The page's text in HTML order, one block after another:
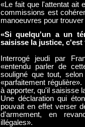
«Le fait que l'attentat ait
commissions est
manoeuvres pour
«Si quelqu'un a un
saisisse la justice, c'est
Interrogé jeudi par
«entendu parler de
souligné que tout,
«parfaitement
à apporter, qu'il saisisse
Une déclaration qui
pouvait en effet verser
d’armement, en
illégales».